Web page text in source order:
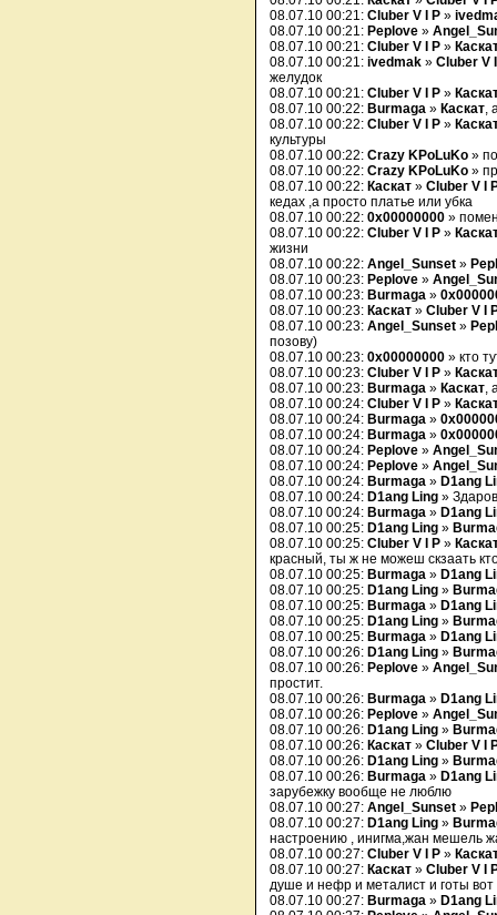
08.07.10 00:21: Cluber V I P »
08.07.10 00:21: Peplove »
08.07.10 00:21: Cluber V I P »
08.07.10 00:21: ivedmak » Cluber V
желудок
08.07.10 00:21: Cluber V I P »
08.07.10 00:22: Burmaga » Каскат,
08.07.10 00:22: Cluber V I P »
культуры
08.07.10 00:22: Crazy KPoLuKo »
08.07.10 00:22: Crazy KPoLuKo »
08.07.10 00:22: Каскат » Cluber V I
кедах ,а просто платье или убка
08.07.10 00:22: 0x00000000 »
08.07.10 00:22: Cluber V I P »
жизни
08.07.10 00:22: Angel_Sunset »
08.07.10 00:23: Peplove »
08.07.10 00:23: Burmaga »
08.07.10 00:23: Каскат » Cluber V I
08.07.10 00:23: Angel_Sunset »
позову)
08.07.10 00:23: 0x00000000 » кто
08.07.10 00:23: Cluber V I P »
08.07.10 00:23: Burmaga » Каскат,
08.07.10 00:24: Cluber V I P »
08.07.10 00:24: Burmaga »
08.07.10 00:24: Burmaga »
08.07.10 00:24: Peplove »
08.07.10 00:24: Peplove »
08.07.10 00:24: Burmaga » D1ang
08.07.10 00:24: D1ang Ling »
08.07.10 00:24: Burmaga » D1ang
08.07.10 00:25: D1ang Ling »
08.07.10 00:25: Cluber V I P »
красный, ты ж не можеш скзаать
08.07.10 00:25: Burmaga » D1ang
08.07.10 00:25: D1ang Ling »
08.07.10 00:25: Burmaga » D1ang
08.07.10 00:25: D1ang Ling »
08.07.10 00:25: Burmaga » D1ang
08.07.10 00:26: D1ang Ling »
08.07.10 00:26: Peplove »
простит.
08.07.10 00:26: Burmaga » D1ang
08.07.10 00:26: Peplove »
08.07.10 00:26: D1ang Ling »
08.07.10 00:26: Каскат » Cluber V I
08.07.10 00:26: D1ang Ling »
08.07.10 00:26: Burmaga » D1ang
зарубежку вообще не люблю
08.07.10 00:27: Angel_Sunset »
08.07.10 00:27: D1ang Ling »
настроению , инигма,жан мешель
08.07.10 00:27: Cluber V I P »
08.07.10 00:27: Каскат » Cluber V I
душе и нефр и металист и готы вот
08.07.10 00:27: Burmaga » D1ang